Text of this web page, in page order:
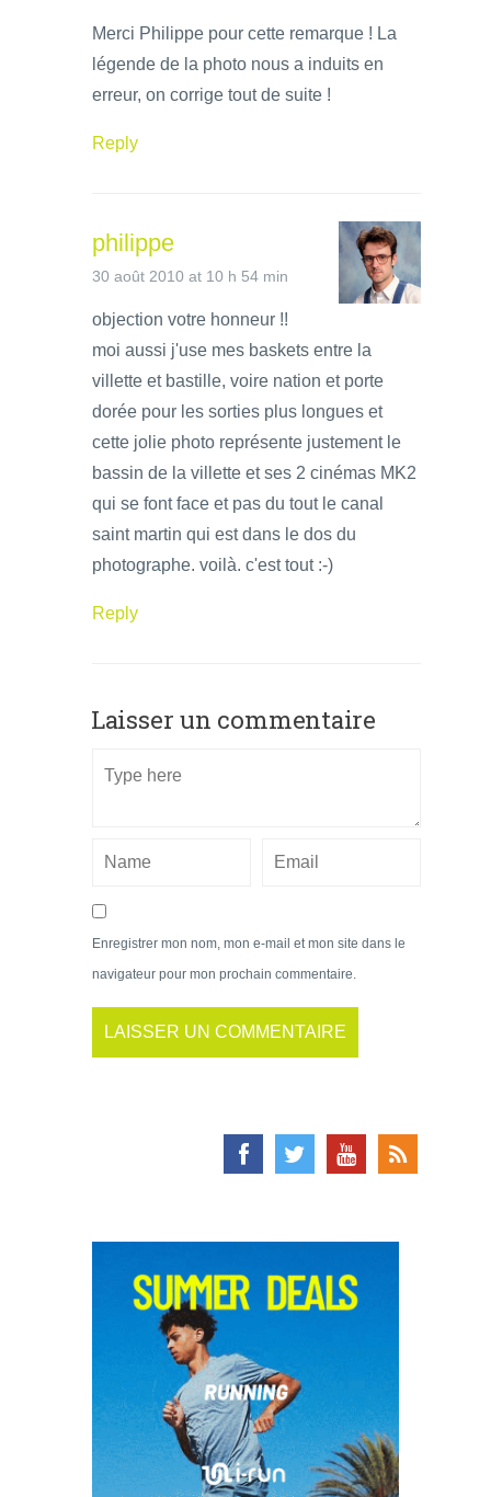
Merci Philippe pour cette remarque ! La
légende de la photo nous a induits en
erreur, on corrige tout de suite !
Reply
philippe
30 août 2010 at 10 h 54 min
objection votre honneur !!
moi aussi j'use mes baskets entre la
villette et bastille, voire nation et porte
dorée pour les sorties plus longues et
cette jolie photo représente justement le
bassin de la villette et ses 2 cinémas MK2
qui se font face et pas du tout le canal
saint martin qui est dans le dos du
photographe. voilà. c'est tout :-)
Reply
Laisser un commentaire
Enregistrer mon nom, mon e-mail et mon site dans le
navigateur pour mon prochain commentaire.